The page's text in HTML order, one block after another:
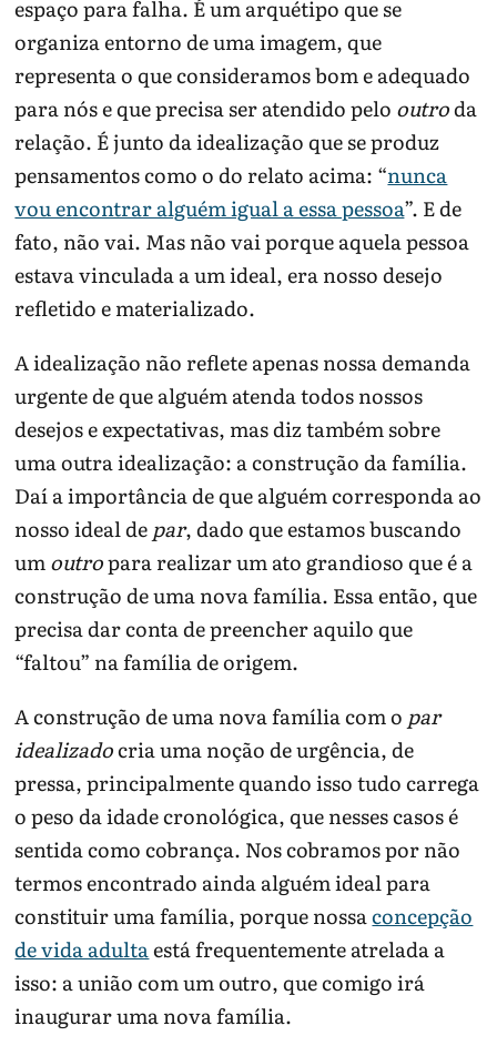
espaço para falha. É um arquétipo que se
organiza entorno de uma imagem, que
representa o que consideramos bom e adequado
para nós e que precisa ser atendido pelo outroda
relação. É junto da idealização que se produz
pensamentos como o do relato acima: “nunca
vou encontrar alguém igual a essa pessoa”. E de
fato, não vai. Mas não vai porque aquela pessoa
estava vinculada a um ideal, era nosso desejo
refletido e materializado.
A idealização não reflete apenas nossa demanda
urgente de que alguém atenda todos nossos
desejos e expectativas, mas diz também sobre
uma outra idealização: a construção da família.
Daí a importância de que alguém corresponda ao
nosso ideal de par, dado que estamos buscando
umoutropara realizar um ato grandioso que é a
construção de uma nova família. Essa então, que
precisa dar conta de preencher aquilo que
“faltou” na família de origem.
A construção de uma nova família com o par
idealizadocria uma noção de urgência, de
pressa, principalmente quando isso tudo carrega
o peso da idade cronológica, que nesses casos é
sentida como cobrança. Nos cobramos por não
termos encontrado ainda alguém ideal para
constituir uma família, porque nossaconcepção
de vida adultaestá frequentemente atrelada a
isso: a união com um outro, que comigo irá
inaugurar uma nova família.